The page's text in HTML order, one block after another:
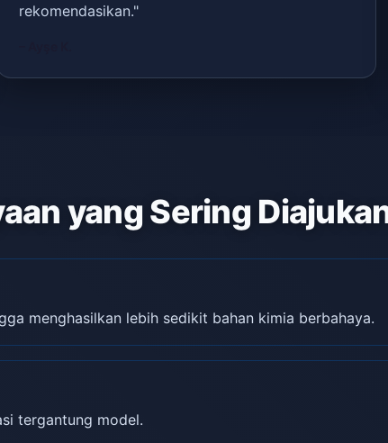
rekomendasikan."
yang Sering
menghasilkan lebih sedikit bahan kimia berbahaya.
tergantung model.